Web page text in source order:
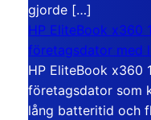
gjorde […]
HP EliteBook x360
företagsdator med
HP EliteBook x360
företagsdator som
lång batteritid och